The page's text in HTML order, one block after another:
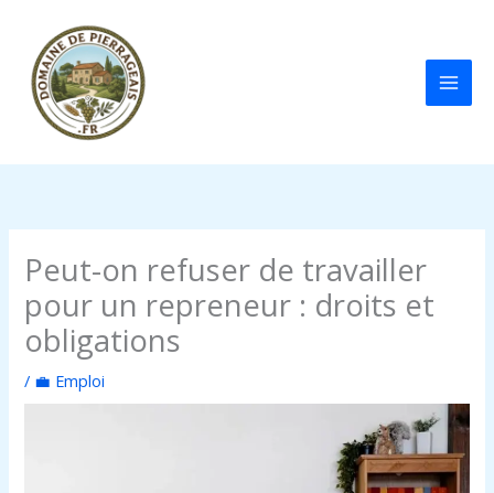
contenu
Peut-on refuser de travailler
pour un repreneur : droits et
obligations
/ 💼 Emploi